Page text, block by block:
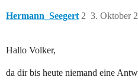
Hermann_Seegert 3. Oktober
2
Hallo Volker,
da dir bis heute niemand eine